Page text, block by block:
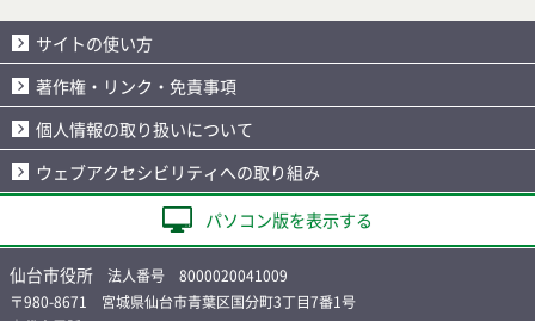
サイトの使い方
著作権・リンク・免責事項
個人情報の取り扱いについて
ウェブアクセシビリティへの取り組み
パソコン版を表示する
仙台市役所 法人番号 8000020041009
〒980-8671 宮城県仙台市青葉区国分町3丁目7番1号